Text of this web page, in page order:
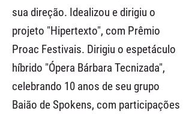
sua direção. Idealizou e dirigiu o
projeto "Hipertexto", com Prêmio
Proac Festivais. Dirigiu o espetáculo
híbrido "Ópera Bárbara Tecnizada",
celebrando 10 anos de seu grupo
Baião de Spokens, com participações